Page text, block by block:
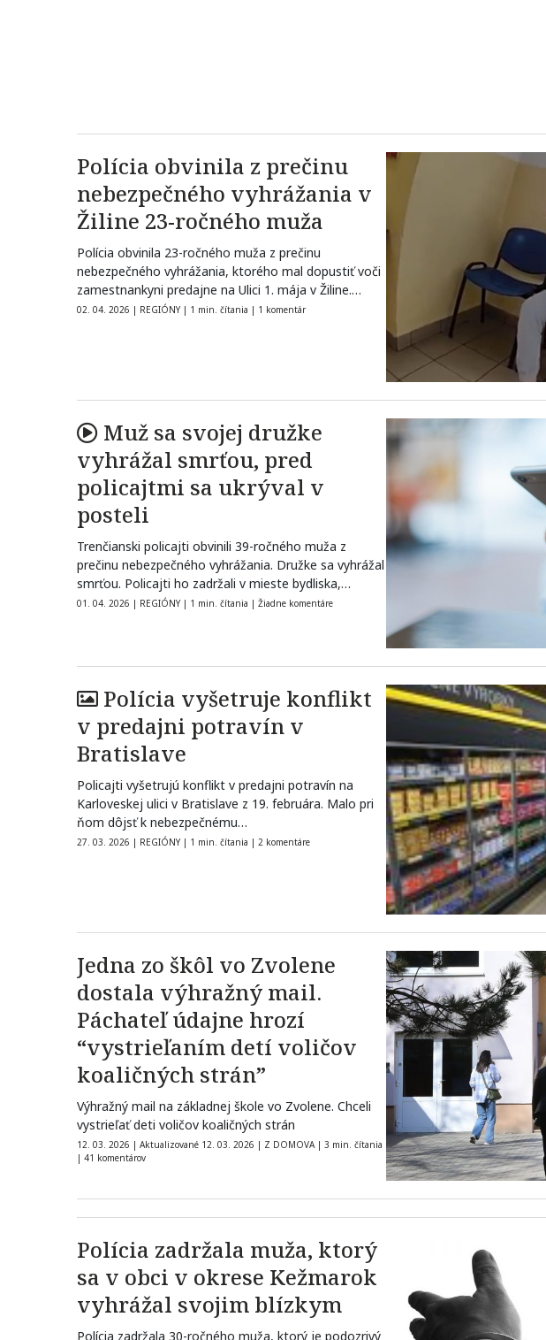
Polícia obvinila z prečinu
nebezpečného vyhrážania v
Žiline 23-ročného muža
Polícia obvinila 23-ročného muža z prečinu
nebezpečného vyhrážania, ktorého mal dopustiť voči
zamestnankyni predajne na Ulici 1. mája v Žiline.…
02. 04. 2026 | REGIÓNY | 1 min. čítania | 1 komentár
Muž sa svojej družke
vyhrážal smrťou, pred
policajtmi sa ukrýval v
posteli
Trenčianski policajti obvinili 39-ročného muža z
prečinu nebezpečného vyhrážania. Družke sa vyhrážal
smrťou. Policajti ho zadržali v mieste bydliska,
skrýval…
01. 04. 2026 | REGIÓNY | 1 min. čítania | Žiadne komentáre
Polícia vyšetruje konflikt
v predajni potravín v
Bratislave
Policajti vyšetrujú konflikt v predajni potravín na
Karloveskej ulici v Bratislave z 19. februára. Malo pri
ňom dôjsť k nebezpečnému…
27. 03. 2026 | REGIÓNY | 1 min. čítania | 2 komentáre
Jedna zo škôl vo Zvolene
dostala výhražný mail.
Páchateľ údajne hrozí
“vystrieľaním detí voličov
koaličných strán”
Výhražný mail na základnej škole vo Zvolene. Chceli
vystrieľať deti voličov koaličných strán
12. 03. 2026 | Aktualizované 12. 03. 2026 | Z DOMOVA | 3 min. čítania
| 41 komentárov
Polícia zadržala muža, ktorý
sa v obci v okrese Kežmarok
vyhrážal svojim blízkym
Polícia zadržala 30-ročného muža, ktorý je podozrivý